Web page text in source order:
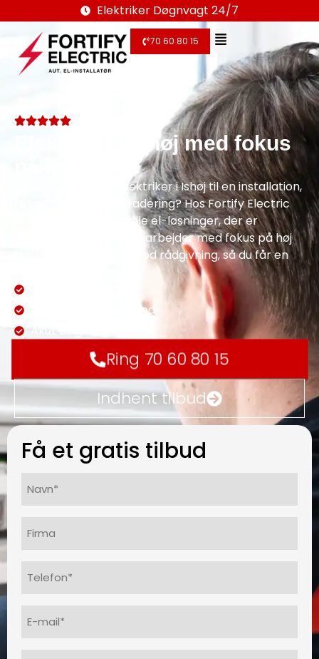
Elektriker Døgnvagt 24/7
70 60 80 15
Elektriker i Ishøj med fokus
Har du brug for en elektriker i Ishøj til en installation,
reparation eller opgradering? Hos Fortify Electric
leverer vi professionelle el-løsninger, der er
tilpasset dine behov. Vi arbejder med fokus på høj
kvalitet, sikkerhed og god rådgivning, så du får en
Dækker hele Sjælland
Ring 70 60 80 15
Indhent tilbud
Få et gratis tilbud
(Påkrævet)
(Påkrævet)
mail